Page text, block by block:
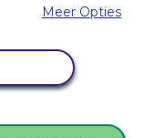
Meer Opties